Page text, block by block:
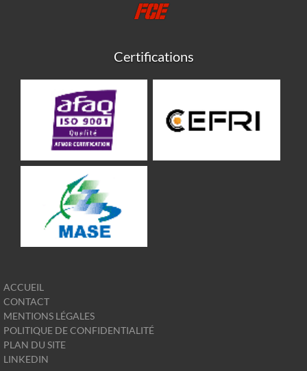
Certifications
ACCUEIL
CONTACT
MENTIONS LÉGALES
POLITIQUE DE CONFIDENTIALITÉ
PLAN DU SITE
LINKEDIN